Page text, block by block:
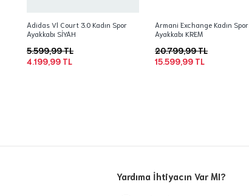
Adidas Vl Court 3.0 Kadın Spor
Ayakkabı SİYAH
4.199,99 TL
5.599,99 TL
Armani Exchange Kadın Spor
Ayakkabı KREM
15.599,99 TL
20.799,99 TL
Yardıma İhtiyacın Var MI?